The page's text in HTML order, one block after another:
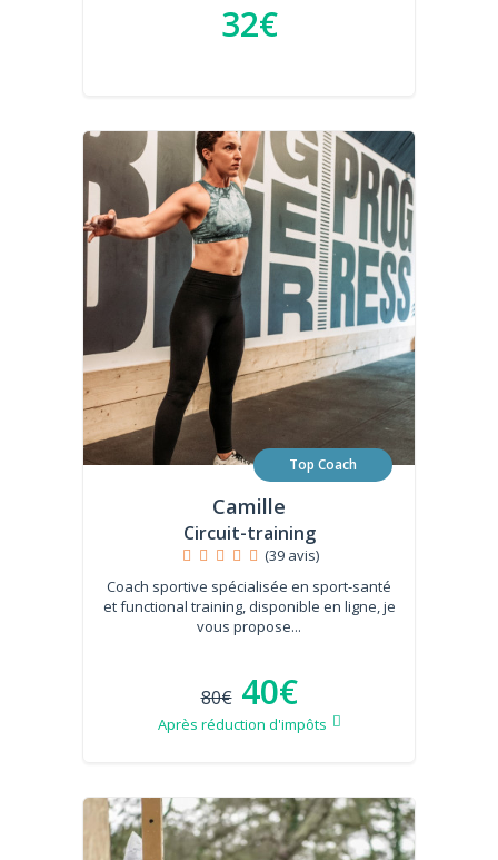
32€
Top Coach
Camille
Circuit-training
(39 avis)
Coach sportive spécialisée en sport-santé
et functional training, disponible en ligne, je
vous propose...
80€ 40€
Après réduction d'impôts